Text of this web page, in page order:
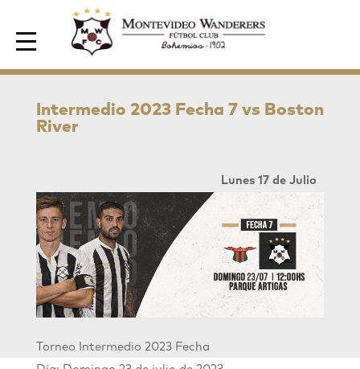
Area de Socios
Intermedio 2023 Fecha 7 vs Boston
River
Lunes 17 de Julio
Torneo Intermedio 2023 Fecha